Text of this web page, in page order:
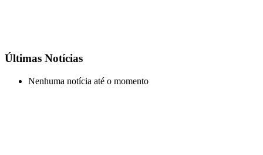
Últimas Notícias
Nenhuma notícia até o momento